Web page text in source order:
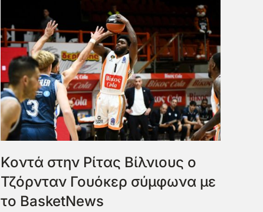
Κοντά στην Ρίτας Βίλνιους ο
Τζόρνταν Γουόκερ σύμφωνα με
το BasketNews